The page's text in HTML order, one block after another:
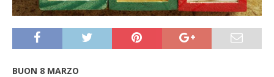
BUON 8 MARZO